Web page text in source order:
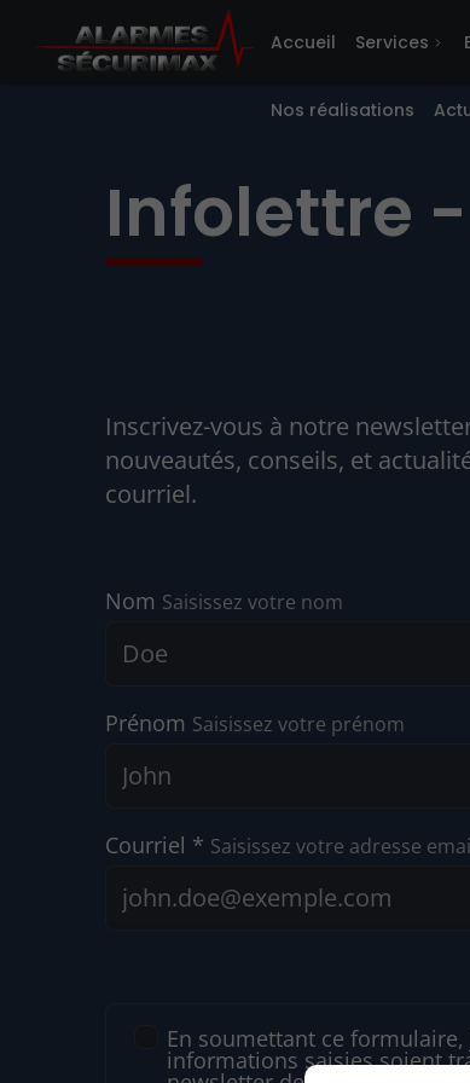
Accueil Services
Nos réalisations
Infolettre -
Inscrivez-vous à notre
nouveautés, conseils, et
courriel.
Nom Saisissez votre nom
Prénom Saisissez votre prénom
Courriel * Saisissez votre adresse
En soumettant ce formulaire,
informations saisies soient